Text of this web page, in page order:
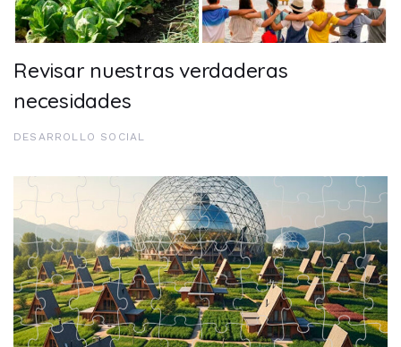
Revisar nuestras verdaderas
necesidades
DESARROLLO SOCIAL